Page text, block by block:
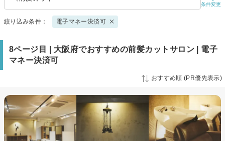
条件変更
絞り込み条件： 電子マネー決済可
8ページ目 | 大阪府でおすすめの前髪カットサロン | 電子
マネー決済可
おすすめ順 (PR優先表示)